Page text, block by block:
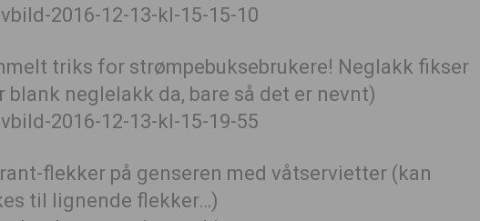
triks for strømpebuksebrukere! Neglakk fikser
blank neglelakk da, bare så det er nevnt)
flekker på genseren med våtservietter (kan
til lignende flekker…)